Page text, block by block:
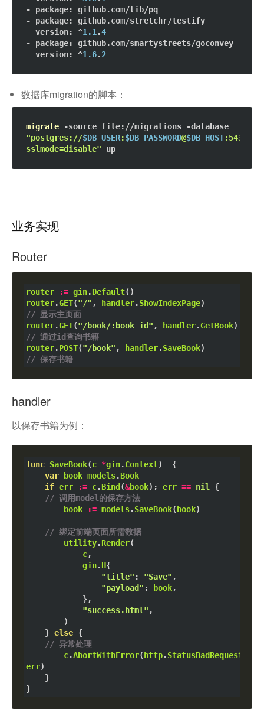
- package: github.com/lib/pq
- package: github.com/stretchr/testify
version: ^1.1 .4
- package: github.com/smartystreets/goconvey
version: ^1.6.2
数据库migration的脚本：
migrate -source file://migrations
"postgres://$DB_USER:$DB_PASSWORD@$DB_HOST:5432/
sslmode=disable"
业务实现
Router
router := gin.Default
router.GET("/" , handler.ShowIndexPage
// 显示主页面
router.GET("/book/:book_id" , handler.GetBook
// 通过id查询书籍
router.POST("/book" , handler.SaveBook
// 保存书籍
handler
以保存书籍为例：
func SaveBook(c *gin.Context)  {
var
book models.Book
if err := c.Bind (&book); err == nil
{
// 调用model的保存方法
book
:= models.SaveBook( book)
// 绑定前端页面所需数据
utility.Render(
c,
gin.H{
"title" : "Save" ,
"payload" : book,
"success.html" ,
	}
else {
// 异常处理
c.AbortWithError( http.StatusBadRequest
err)